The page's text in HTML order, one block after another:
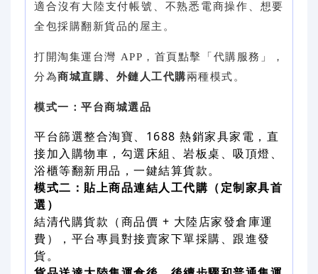
適合沒有大陸支付帳號、不熟悉電商操作、想要
全包採購翻新貨品的屋主。
打開淘集運台灣 APP，首頁點擊「代購服務」，
分為商城直購、外鏈人工代購兩種模式。
模式一：平台商城選品
平台篩選整合淘寶、1688 熱銷家具家電，直
接加入購物車，勾選床組、岩板桌、吸頂燈、
浴櫃等翻新用品，一鍵結算貨款。
模式二：貼上商品連結人工代購（定制家具首
選）
結清代購貨款（商品價 + 大陸店家發倉庫運
費），平台專員對接賣家下單採購、跟進發
貨。